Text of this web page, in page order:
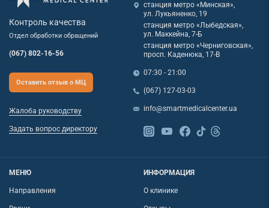
Контроль качества
Отдел обработки обращений
(067) 802-16-56
Оставить отзыв о МЦ
Жалоба руководству
Задать вопрос директору
станция метро «Минская»,
ул. Лукьяненко, 19
станция метро «Лыбедская»,
ул. Маккейна, 7-Б
станция метро «Черниговская»,
просп. Каденюка, 17-В
07:30 - 21:00
(067) 127-03-03
info@smartmedicalcenter.ua
МЕНЮ
Направления
ИНФОРМАЦИЯ
О клинике